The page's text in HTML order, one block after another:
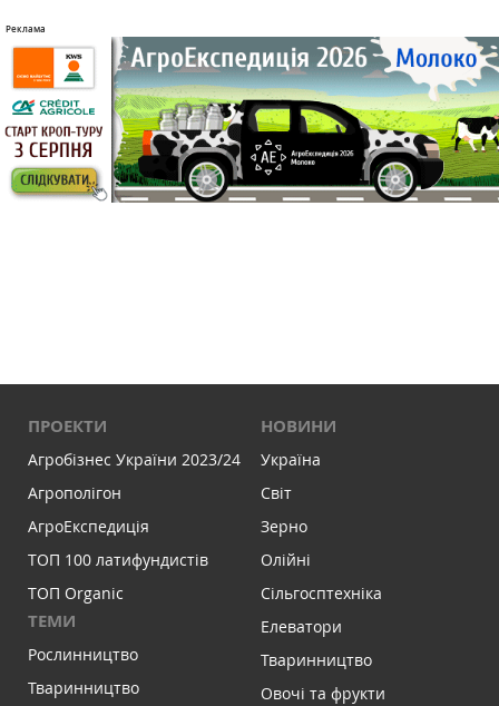
ПРОЕКТИ
Агробізнес України 2023/24
Агрополігон
АгроЕкспедиція
ТОП 100 латифундистів
ТОП Organic
ТЕМИ
Рослинництво
Тваринництво
НОВИНИ
Україна
Світ
Зерно
Олійні
Сільгосптехніка
Елеватори
Тваринництво
Овочі та фрукти